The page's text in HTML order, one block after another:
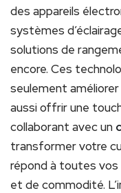
des appareils
systèmes
solutions de
encore. Ces
seulement
aussi offrir une
collaborant avec un
transformer votre
répond à toutes
et de commodité.